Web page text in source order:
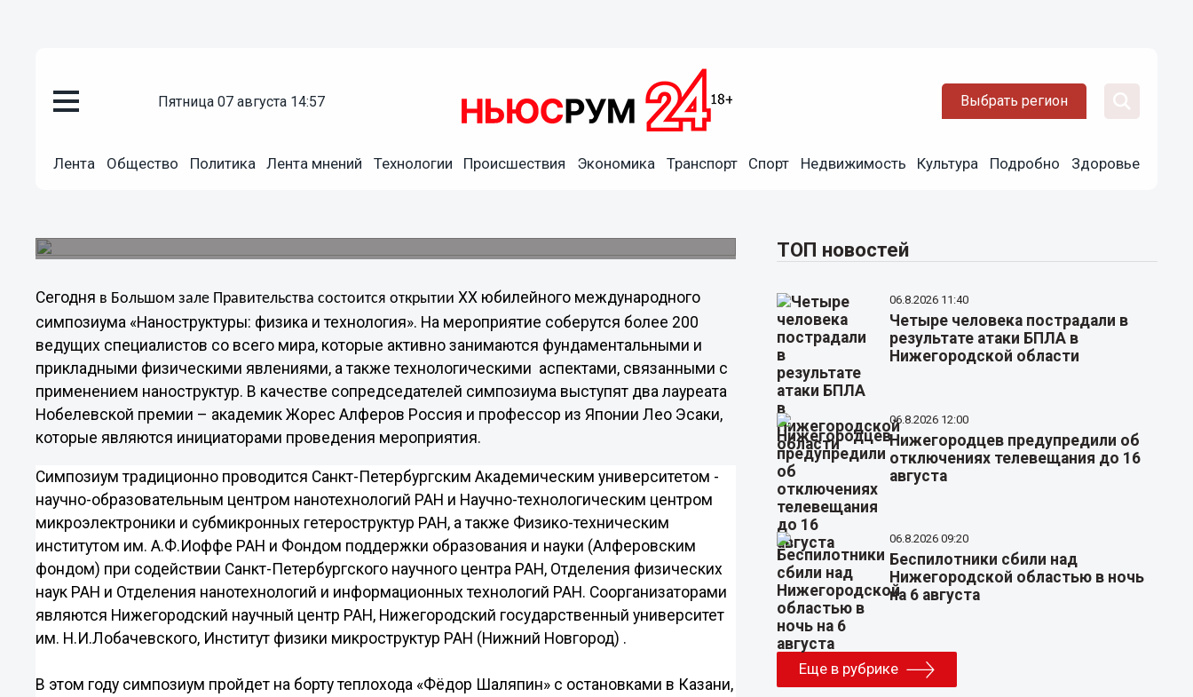
пятница 07 августа 14:57 Выбрать регион
Лента Общество Политика Лента мнений Технологии Происшествия Экономика Транспорт Спорт Недвижимость Культура Подробно Здоровье
Нижний Новгород посетят лауреаты Нобелевской премии
Сегодня в Большом зале Правительства состоится открытииХХ юбилейного международного
симпозиума «Наноструктуры: физика и технология». На мероприятие соберутся более 200
ведущих специалистов со всего мира, которые активно занимаются фундаментальными и
прикладными физическими явлениями, а также технологическими аспектами, связанными с
применением наноструктур. В качестве сопредседателей симпозиума выступят два лауреата
Нобелевской премии – академик Жорес Алферов Россия и профессор из Японии Лео Эсаки,
которые являются инициаторами проведения мероприятия.
Симпозиум традиционно проводится Санкт-Петербургским Академическим университетом -
научно-образовательным центром нанотехнологий РАН и Научно-технологическим центром
микроэлектроники и субмикронных гетероструктур РАН, а также Физико-техническим
институтом им. А.Ф.Иоффе РАН и Фондом поддержки образования и науки (Алферовским
фондом) при содействии Санкт-Петербургского научного центра РАН, Отделения физических
наук РАН и Отделения нанотехнологий и информационных технологий РАН. Соорганизаторами
являются Нижегородский научный центр РАН, Нижегородский государственный университет
им. Н.И.Лобачевского, Институт физики микроструктур РАН (Нижний Новгород) .
В этом году симпозиум пройдет на борту теплохода «Фёдор Шаляпин» с остановками в Казани,
ТОП новостей
06.8.2026 11:40
Четыре человека пострадали в
результате атаки БПЛА в
Нижегородской области
06.8.2026 12:00
Нижегородцев предупредили об
отключениях телевещания до 16
августа
06.8.2026 09:20
Беспилотники сбили над
Нижегородской областью в ночь
на 6 августа
Еще в рубрике